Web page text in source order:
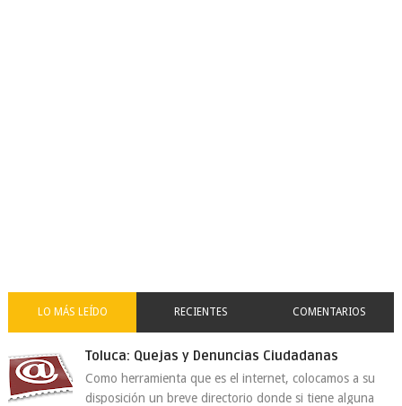
LO MÁS LEÍDO RECIENTES COMENTARIOS
Toluca: Quejas y Denuncias Ciudadanas
Como herramienta que es el internet, colocamos a su
disposición un breve directorio donde si tiene alguna